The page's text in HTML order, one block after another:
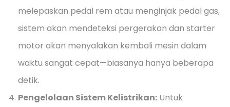
melepaskan pedal rem atau menginjak pedal gas,
sistem akan mendeteksi pergerakan dan starter
motor akan menyalakan kembali mesin dalam
waktu sangat cepat—biasanya hanya beberapa
detik.
Pengelolaan Sistem Kelistrikan: Untuk